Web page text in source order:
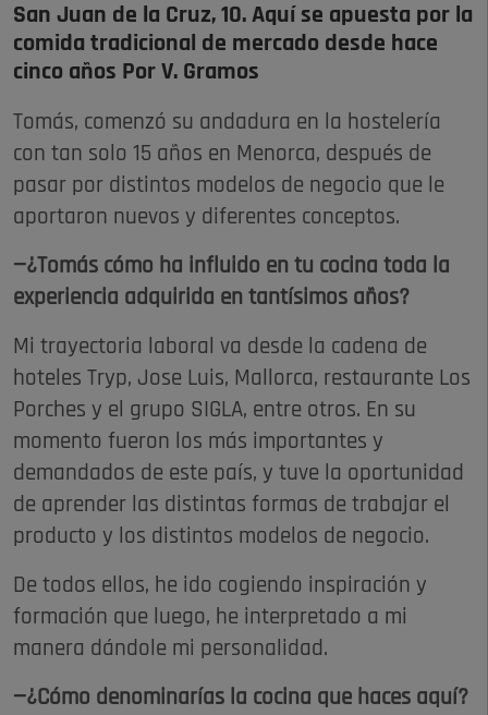
San Juan de la Cruz, 10. Aquí se apuesta por la
comida tradicional de mercado desde hace
cinco años Por V. Gramos
Tomás, comenzó su andadura en la hostelería
con tan solo 15 años en Menorca, después de
pasar por distintos modelos de negocio que le
aportaron nuevos y diferentes conceptos.
—¿Tomás cómo ha influido en tu cocina toda la
experiencia adquirida en tantísimos años?
Mi trayectoria laboral va desde la cadena de
hoteles Tryp, Jose Luis, Mallorca, restaurante Los
Porches y el grupo SIGLA, entre otros. En su
momento fueron los más importantes y
demandados de este país, y tuve la oportunidad
de aprender las distintas formas de trabajar el
producto y los distintos modelos de negocio.
De todos ellos, he ido cogiendo inspiración y
formación que luego, he interpretado a mi
manera dándole mi personalidad.
—¿Cómo denominarías la cocina que haces aquí?